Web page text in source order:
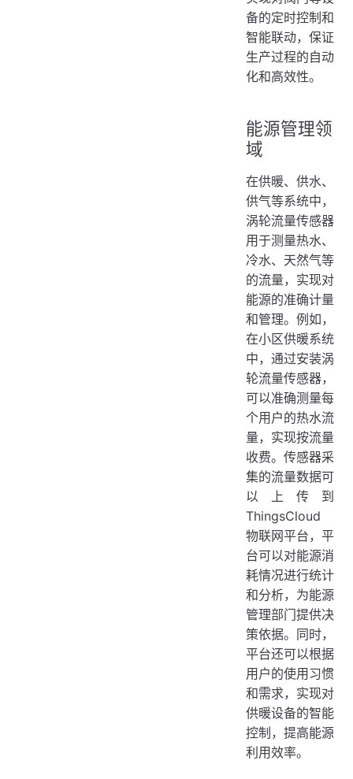
备的定时控制和
智能联动，保证
生产过程的自动
化和高效性。
能源管理领
域
在供暖、供水、
供气等系统中，
涡轮流量传感器
用于测量热水、
冷水、天然气等
的流量，实现对
能源的准确计量
和管理。例如，
在小区供暖系统
中，通过安装涡
轮流量传感器，
可以准确测量每
个用户的热水流
量，实现按流量
收费。传感器采
集的流量数据可
以上传到
ThingsCloud
物联网平台，平
台可以对能源消
耗情况进行统计
和分析，为能源
管理部门提供决
策依据。同时，
平台还可以根据
用户的使用习惯
和需求，实现对
供暖设备的智能
控制，提高能源
利用效率。